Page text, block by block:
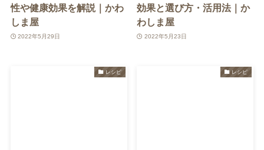
性や健康効果を解説｜かわ
しま屋
2022年5月29日
効果と選び方・活用法｜か
わしま屋
2022年5月23日
レシピ レシピ